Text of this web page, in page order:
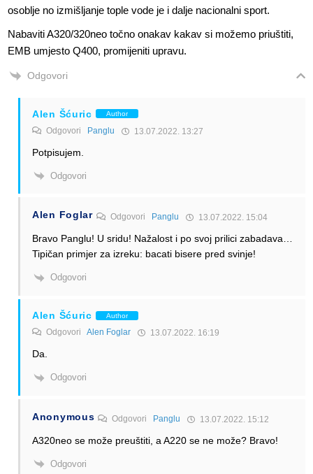
osoblje no izmišljanje tople vode je i dalje nacionalni sport.
Nabaviti A320/320neo točno onakav kakav si možemo priuštiti,
EMB umjesto Q400, promijeniti upravu.
Odgovori
Alen Šćuric Author
Odgovori Panglu 13.07.2022. 13:27
Potpisujem.
Odgovori
Alen Foglar Odgovori Panglu 13.07.2022. 15:04
Bravo Panglu! U sridu! Nažalost i po svoj prilici zabadava…
Tipičan primjer za izreku: bacati bisere pred svinje!
Odgovori
Alen Šćuric Author
Odgovori Alen Foglar 13.07.2022. 16:19
Da.
Odgovori
Anonymous Odgovori Panglu 13.07.2022. 15:12
A320neo se može preuštiti, a A220 se ne može? Bravo!
Odgovori